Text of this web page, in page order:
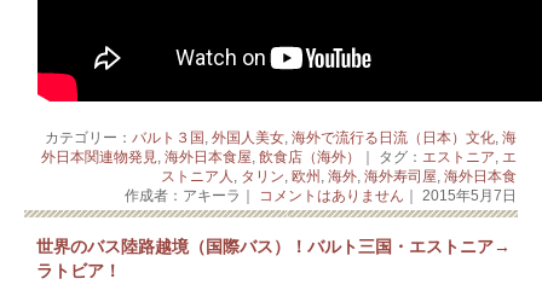
カテゴリー： バルト３国, 外国人美女, 海外で流行る日流（日本）文化, 海
外日本関連物発見, 海外日本食屋, 飲食店（海外） ｜ タグ： エストニア, エ
ストニア人 , タリン, 欧州 , 海外, 海外寿司屋, 海外日本食
作成者：アキーラ｜ コメントはありません ｜ 2015年5月7日
世界のバス陸路越境（国際バス）！バルト三国・エストニア→
ラトビア！